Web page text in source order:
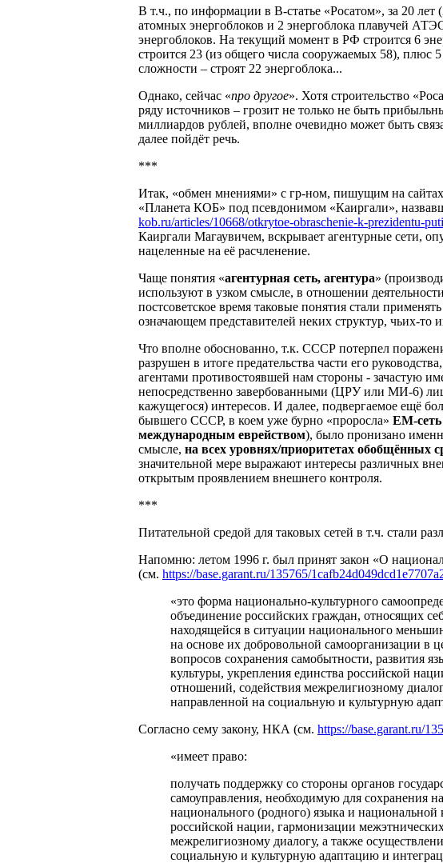
В т.ч., по информации в В-статье «Росатом», за 20 лет
атомных энергоблоков и 2 энергоблока плавучей
энергоблоков. На текущий момент в РФ строится 6
строится 23 (из общего числа сооружаемых 58), плюс
сложности – строят 22 энергоблока...
Однако, сейчас «про другое». Хотя строительство
ряду источников – грозит не только не быть
миллиардов рублей, вполне очевидно может быть
далее пойдёт речь.
***
Итак, «обмен мнениями» с гр-ном, пишущим на
«Планета КОБ» под псевдонимом «Каиргали»,
kob.ru/articles/10668/otkrytoe-obraschenie-k-prezidentu-
Каиргали Магаувичем, вскрывает агентурные сети,
нацеленные на её расчленение.
Чаще понятия «агентурная сеть, агентура»
используют в узком смысле, в отношении
постсоветское время таковые понятия стали
означающем представителей неких структур, чьих-то
Что вполне обоснованно, т.к. СССР потерпел
разрушен в итоге предательства части его
агентами противостоявшей нам стороны - зачастую
непосредственно завербованными (ЦРУ или МИ-6)
кажущегося) интересов. И далее, подвергаемое ещё
бывшего СССР, в коем уже бурно «проросла» ЕМ-сеть
международным еврейством), было пронизано
смысле, на всех уровнях/приоритетах обобщённых
значительной мере выражают интересы различных
открытым проявлением внешнего контроля.
***
Питательной средой для таковых сетей в т.ч. стали
Напомню: летом 1996 г. был принят закон «О
(см. https://base.garant.ru/135765/
«это форма национально-культурного
объединение российских граждан, относящих
находящейся в ситуации национального
на основе их добровольной самоорганизации в
вопросов сохранения самобытности, развития
культуры, укрепления единства российской
отношений, содействия межрелигиозному
направленной на социальную и культурную
Согласно сему закону, НКА (см. https://base.garant.ru/
«имеет право:
получать поддержку со стороны органов
самоуправления, необходимую для сохранения
национального (родного) языка и национальной
российской нации, гармонизации
межрелигиозному диалогу, а также
социальную и культурную адаптацию и